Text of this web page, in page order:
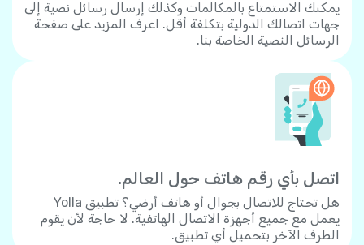
يمكنك الاستمتاع بالمكالمات وكذلك إرسال رسائل نصية إلى
جهات اتصالك الدولية بتكلفة أقل. اعرف المزيد على صفحة
الرسائل النصية الخاصة بنا.
اتصل بأي رقم هاتف حول العالم.
هل تحتاج للاتصال بجوال أو هاتف أرضي؟ تطبيق Yolla
يعمل مع جميع أجهزة الاتصال الهاتفية. لا حاجة لأن يقوم
الطرف الآخر بتحميل أي تطبيق.